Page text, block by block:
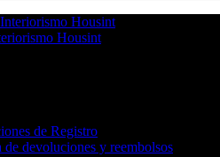
Housint
de Registro
de devoluciones y reembolsos